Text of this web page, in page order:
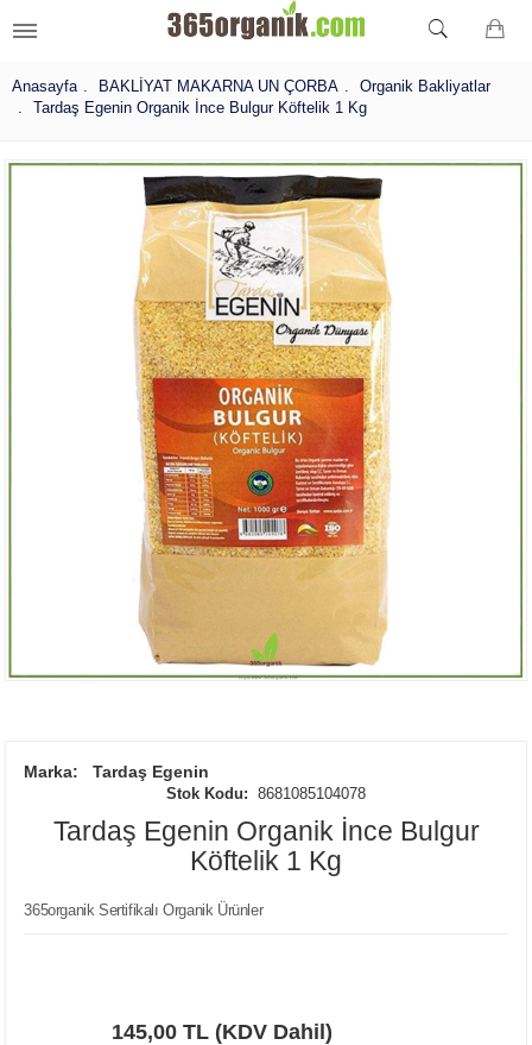
Anasayfa BAKLİYAT MAKARNA UN ÇORBA
Organik Bakliyatlar
Tardaş Egenin Organik İnce Bulgur Köftelik 1 Kg
Marka: Tardaş Egenin
Stok Kodu: 8681085104078
Tardaş Egenin Organik İnce Bulgur
Köftelik 1 Kg
365organik Sertifikalı Organik Ürünler
145,00 TL (KDV Dahil)